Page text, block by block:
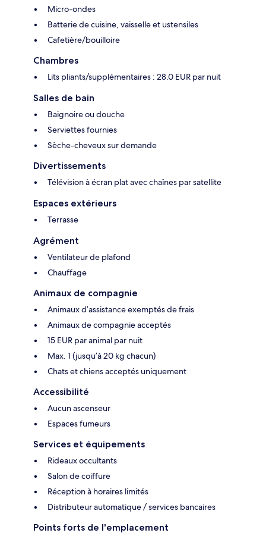
Micro-ondes
Batterie de cuisine, vaisselle et ustensiles
Cafetière/bouilloire
Chambres
Lits pliants/supplémentaires : 28.0 EUR par nuit
Salles de bain
Baignoire ou douche
Serviettes fournies
Sèche-cheveux sur demande
Divertissements
Télévision à écran plat avec chaînes par satellite
Espaces extérieurs
Terrasse
Agrément
Ventilateur de plafond
Chauffage
Animaux de compagnie
Animaux d’assistance exemptés de frais
Animaux de compagnie acceptés
15 EUR par animal par nuit
Max. 1 (jusqu’à 20 kg chacun)
Chats et chiens acceptés uniquement
Accessibilité
Aucun ascenseur
Espaces fumeurs
Services et équipements
Rideaux occultants
Salon de coiffure
Réception à horaires limités
Distributeur automatique / services bancaires
Points forts de l'emplacement